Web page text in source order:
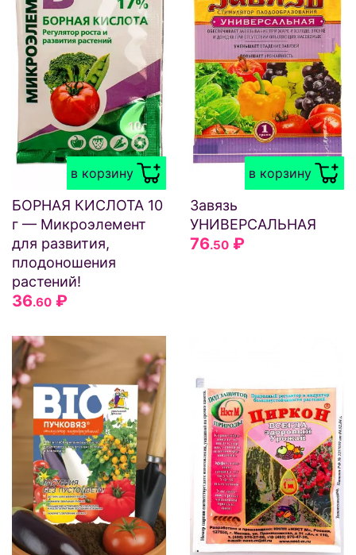
в корзину
БОРНАЯ КИСЛОТА 10
г — Микроэлемент
для развития,
плодоношения
растений!
36.60 ₽
в корзину
Завязь
УНИВЕРСАЛЬНАЯ
76.50 ₽